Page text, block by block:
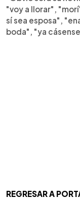
"voy a llorar",
sí sea esposa",
boda", "ya
REGRESAR A